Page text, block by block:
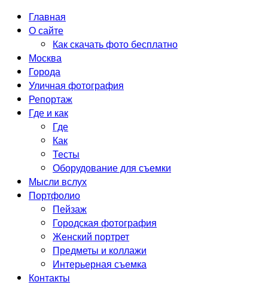
Главная
О сайте
Как скачать фото бесплатно
Москва
Города
Уличная фотография
Репортаж
Где и как
Где
Как
Тесты
Оборудование для съемки
Мысли вслух
Портфолио
Пейзаж
Городская фотография
Женский портрет
Предметы и коллажи
Интерьерная съемка
Контакты